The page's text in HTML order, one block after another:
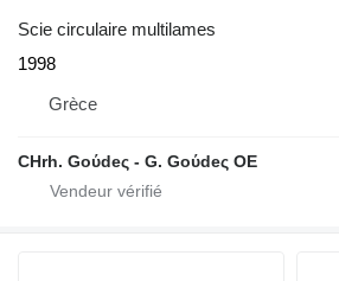
Scie circulaire multilames
1998
Grèce
CHrh. Goύdeς - G. Goύdeς OE